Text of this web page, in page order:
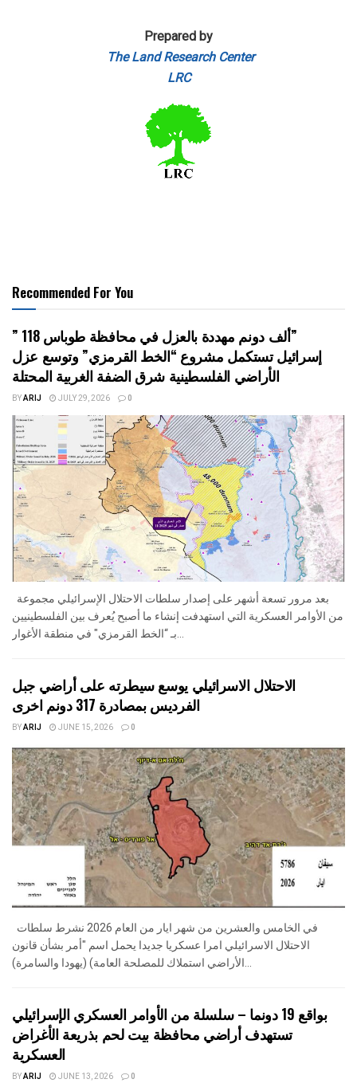
Prepared by
The Land Research Center
LRC
Recommended For You
” 118 ألف دونم مهددة بالعزل في محافظة طوباس”
إسرائيل تستكمل مشروع “الخط القرمزي” وتوسع عزل
الأراضي الفلسطينية شرق الضفة الغربية المحتلة
BYARIJ JULY 29, 2026 0
من الأوامر العسكرية التي استهدفت إنشاء ما أصبح يُعرف بين الفلسطينيين
الاحتلال الاسرائيلي يوسع سيطرته على أراضي جبل
الفرديس بمصادرة 317 دونم اخرى
BYARIJ JUNE 15, 2026 0
الاحتلال الاسرائيلي امرا عسكريا جديدا يحمل اسم "أمر بشأن قانون
بواقع 19 دونما – سلسلة من الأوامر العسكري الإسرائيلي
تستهدف أراضي محافظة بيت لحم بذريعة الأغراض
العسكرية
BYARIJ JUNE 13, 2026 0